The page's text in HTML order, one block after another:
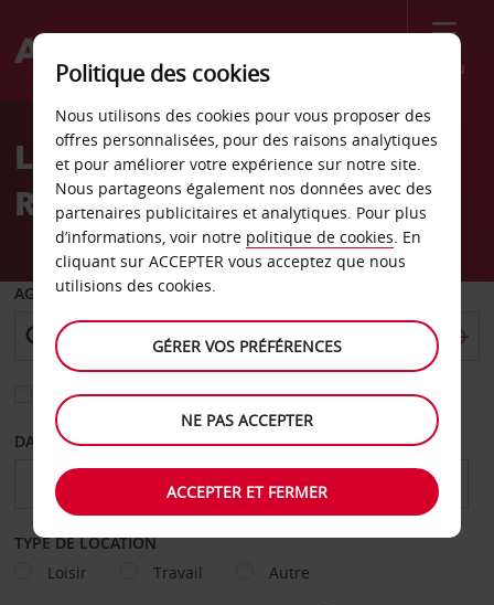
Menu
Welcome
AvisLocation de voiture
Ronneby
AGENCE DE DÉPART
Sélectionnez une autre agence de retour
DATE DE DÉPART DATE DE RETOUR
TYPE DE LOCATION
Loisir
Travail Autre
Politique des cookies
Nous utilisons des cookies pour vous proposer des
offres personnalisées, pour des raisons analytiques
et pour améliorer votre expérience sur notre site.
Nous partageons également nos données avec des
partenaires publicitaires et analytiques. Pour plus
d’informations, voir notre politique de cookies. En
cliquant sur ACCEPTER vous acceptez que nous
utilisions des cookies.
GÉRER VOS PRÉFÉRENCES
NE PAS ACCEPTER
ACCEPTER ET FERMER